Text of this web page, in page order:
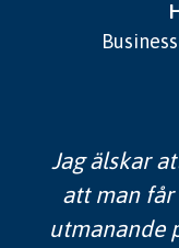
Jag älskar
att man får
utmanande